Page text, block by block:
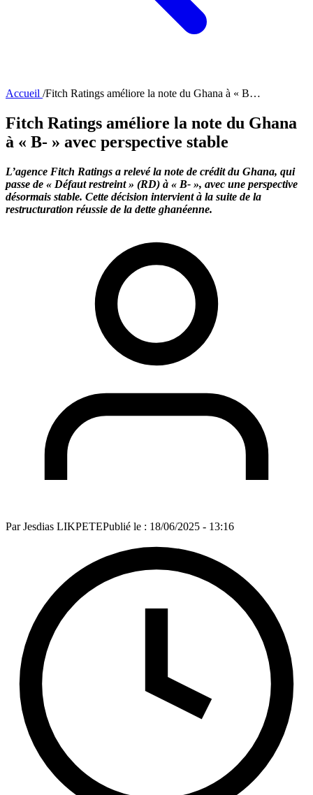
Accueil /Fitch Ratings améliore la note du Ghana à « B…
Fitch Ratings améliore la note du Ghana
à « B- » avec perspective stable
L’agence Fitch Ratings a relevé la note de crédit du Ghana, qui
passe de « Défaut restreint » (RD) à « B- », avec une perspective
désormais stable. Cette décision intervient à la suite de la
restructuration réussie de la dette ghanéenne.
ParJesdias LIKPETEPublié le : 18/06/2025 - 13:16